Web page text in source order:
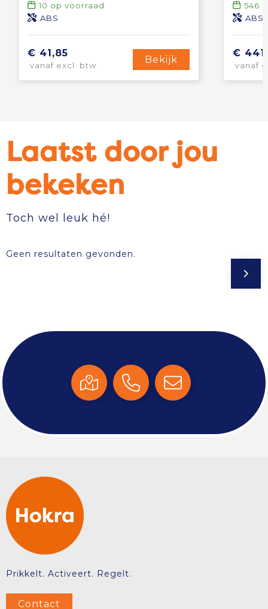
10 op voorraad
ABS
€ 41,85
vanaf excl. btw
Bekijk
546
€
vanaf
Laatst door jou
bekeken
Toch wel leuk hé!
Geen resultaten gevonden.
Prikkelt. Activeert. Regelt.
Contact